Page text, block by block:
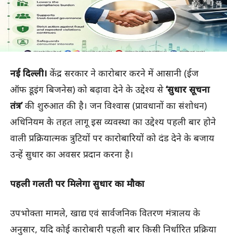
नई दिल्ली। केंद्र सरकार ने कारोबार करने में आसानी (ईज
ऑफ डूइंग बिजनेस) को बढ़ावा देने के उद्देश्य से‘सुधार सूचना
तंत्र’की शुरुआत की है। जन विश्वास (प्रावधानों का संशोधन)
अधिनियम के तहत लागू इस व्यवस्था का उद्देश्य पहली बार होने
वाली प्रक्रियात्मक त्रुटियों पर कारोबारियों को दंड देने के बजाय
उन्हें सुधार का अवसर प्रदान करना है।
पहली गलती पर मिलेगा सुधार का मौका
उपभोक्ता मामले, खाद्य एवं सार्वजनिक वितरण मंत्रालय के
अनुसार, यदि कोई कारोबारी पहली बार किसी निर्धारित प्रक्रिया